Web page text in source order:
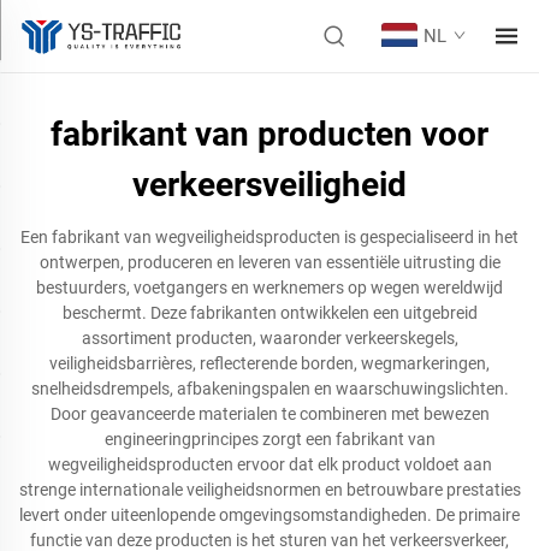
NL
fabrikant van producten voor
verkeersveiligheid
Een fabrikant van wegveiligheidsproducten is gespecialiseerd in het
ontwerpen, produceren en leveren van essentiële uitrusting die
bestuurders, voetgangers en werknemers op wegen wereldwijd
beschermt. Deze fabrikanten ontwikkelen een uitgebreid
assortiment producten, waaronder verkeerskegels,
veiligheidsbarrières, reflecterende borden, wegmarkeringen,
snelheidsdrempels, afbakeningspalen en waarschuwingslichten.
Door geavanceerde materialen te combineren met bewezen
engineeringprincipes zorgt een fabrikant van
wegveiligheidsproducten ervoor dat elk product voldoet aan
strenge internationale veiligheidsnormen en betrouwbare prestaties
levert onder uiteenlopende omgevingsomstandigheden. De primaire
functie van deze producten is het sturen van het verkeersverkeer,